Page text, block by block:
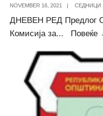
NOVEMBER 16, 2021 СЕДНИЦИ
ДНЕВЕН РЕД Предлог
Комисија за... Повеќе